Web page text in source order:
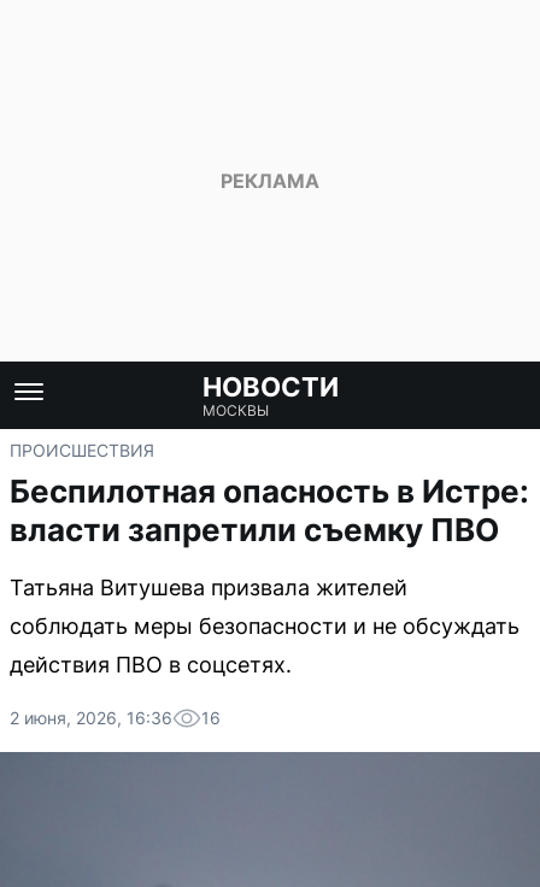
НОВОСТИ
МОСКВЫ
ПРОИСШЕСТВИЯ
Беспилотная опасность в Истре:
власти запретили съемку ПВО
Татьяна Витушева призвала жителей
соблюдать меры безопасности и не обсуждать
действия ПВО в соцсетях.
2 июня, 2026, 16:36 16